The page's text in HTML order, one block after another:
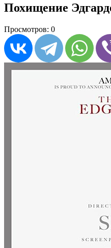
Похищение
Просмотров: 0